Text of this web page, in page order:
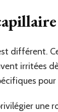
différent.
irritées
une